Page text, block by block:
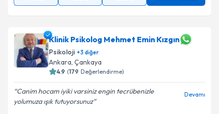
Klinik Psikolog Mehmet Emin Kızgın
Psikoloji +3 diğer
Ankara, Çankaya
4.9 (179 Değerlendirme)
Canim hocam iyiki varsiniz engin tecrübenizle
yolumuza ışık tutuyorsunuz
Devamı